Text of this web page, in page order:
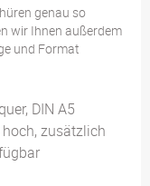
genau so
wir Ihnen außerdem
und Format
DIN A5
hoch, zusätzlich